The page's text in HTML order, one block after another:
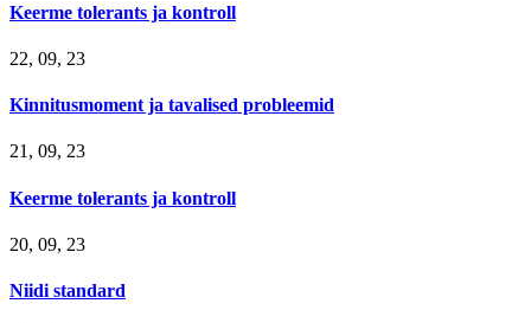
Keerme tolerants ja kontroll
22, 09, 23
Kinnitusmoment ja tavalised probleemid
21, 09, 23
Keerme tolerants ja kontroll
20, 09, 23
Niidi standard